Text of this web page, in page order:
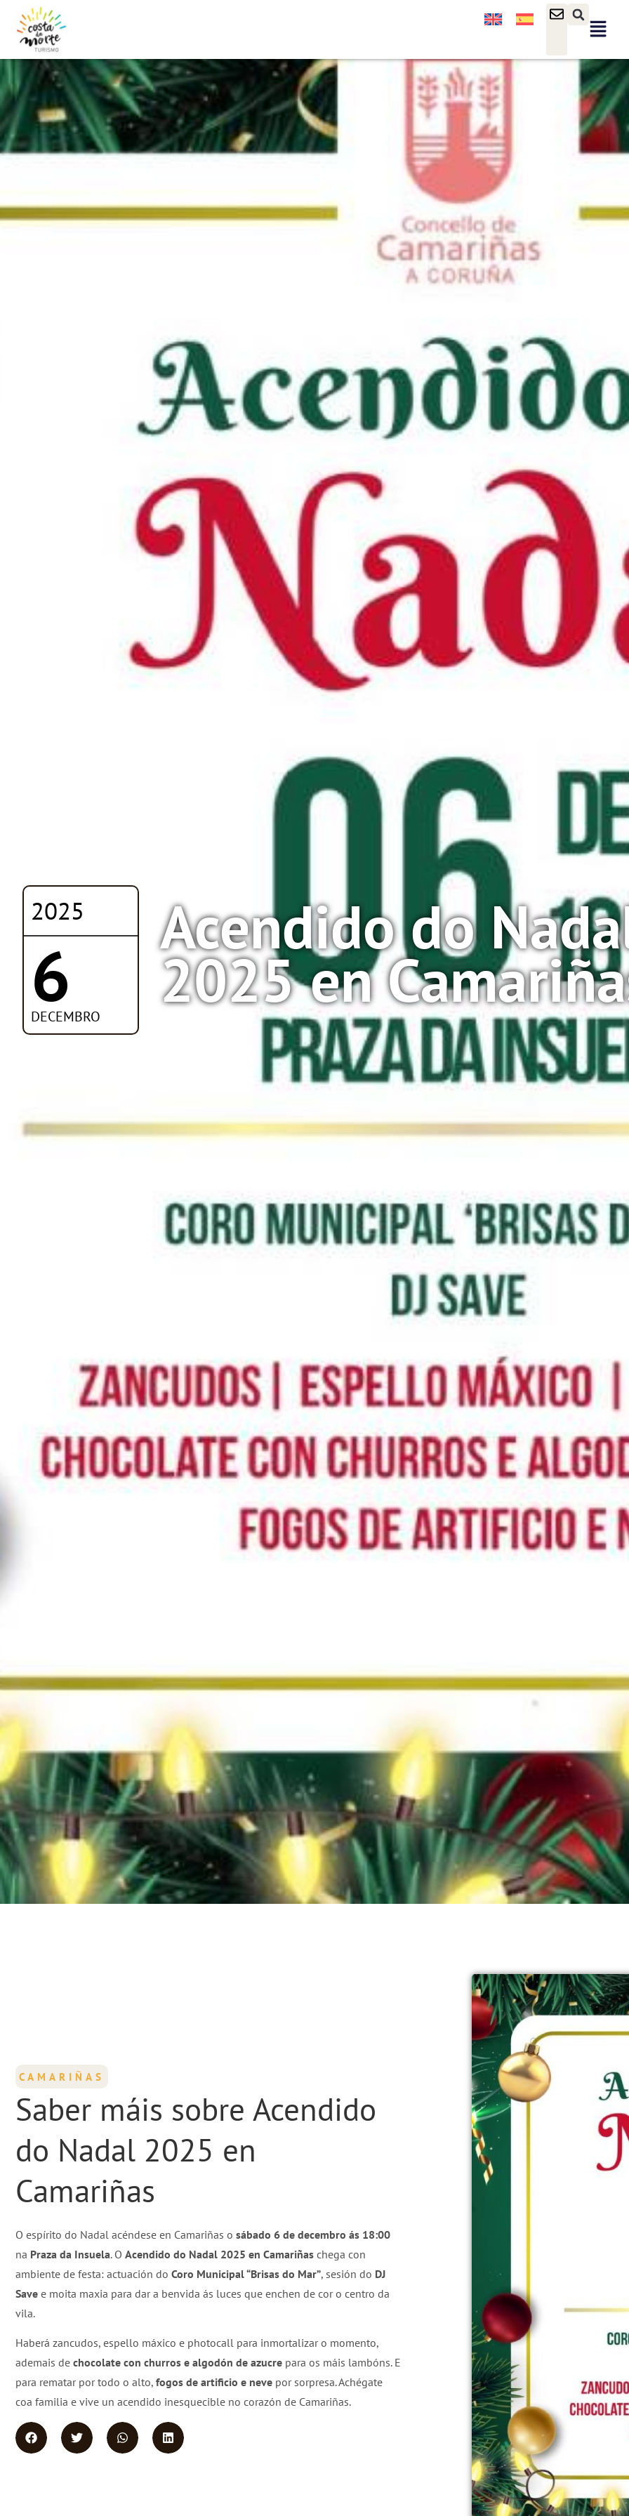
2025
6
DECEMBRO
Acendido do
2025 en
CAMARIÑAS
Saber máis sobre Acendido
do Nadal 2025 en
Camariñas
O espírito do Nadal acéndese en Camariñas o sábado 6 de decembro ás 18:00
na Praza da Insuela. O Acendido do Nadal 2025 en Camariñas chega con
ambiente de festa: actuación do Coro Municipal “Brisas do Mar”, sesión do DJ
Save e moita maxia para dar a benvida ás luces que enchen de cor o centro da
vila.
Haberá zancudos, espello máxico e photocall para inmortalizar o momento,
ademais de chocolate con churros e algodón de azucre para os máis lambóns. E
para rematar por todo o alto, fogos de artificio e neve por sorpresa. Achégate
coa familia e vive un acendido inesquecible no corazón de Camariñas.